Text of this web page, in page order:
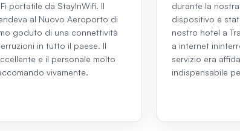
portatile da StayInWifi. Il
al Nuovo Aeroporto di
goduto di una connettività
in tutto il paese. Il
e il personale molto
vivamente.
durante la
dispositivo è
nostro hotel a
a internet
servizio era
indispensabile